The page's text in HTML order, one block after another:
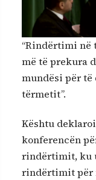
“Rindërtimi në
më të prekura
mundësi për të
tërmetit”.
Kështu
konferencën
rindërtimit, ku
rindërtimit për